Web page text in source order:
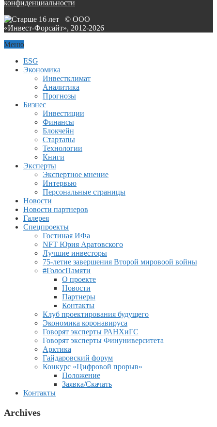
конфиденциальности
© ООО
«Инвест-Форсайт», 2012-2026
Меню
ESG
Экономика
Инвестклимат
Аналитика
Прогнозы
Бизнес
Инвестиции
Финансы
Блокчейн
Стартапы
Технологии
Книги
Эксперты
Экспертное мнение
Интервью
Персональные страницы
Новости
Новости партнеров
Галерея
Спецпроекты
Гостиная ИФа
NFT Юрия Аратовского
Лучшие инвесторы
75-летие завершения Второй мировоой войны
#ГолосПамяти
О проекте
Новости
Партнеры
Контакты
Клуб проектирования будущего
Экономика коронавируса
Говорят эксперты РАНХиГС
Говорят эксперты Финуниверситета
Арктика
Гайдаровский форум
Конкурс «Цифровой прорыв»
Положение
Заявка/Скачать
Контакты
Archives